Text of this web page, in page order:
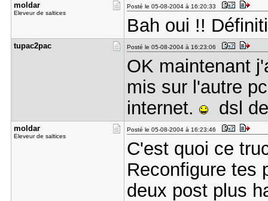
moldar
Eleveur de saltices
Posté le 05-08-2004 à 16:20:33
Bah oui !!
tupac2pac Posté le 05-08-2004 à 16:23:06
OK maintenant
mis sur l'autre
internet.
dsl de
moldar
Eleveur de saltices
Posté le 05-08-2004 à 16:23:46
C'est quoi ce
Reconfigure tes
deux post plus